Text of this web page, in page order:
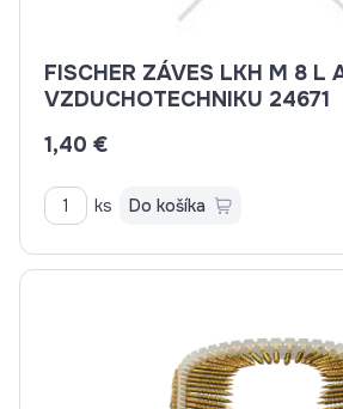
FISCHER ZÁVES LKH M 8 L A Z PRE
VZDUCHOTECHNIKU 24671
1,40 €
ks Do košíka